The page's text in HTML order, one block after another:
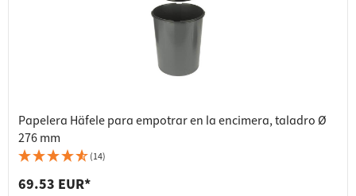
Papelera Häfele para empotrar en la encimera, taladro Ø
276 mm
(14)
69.53 EUR*